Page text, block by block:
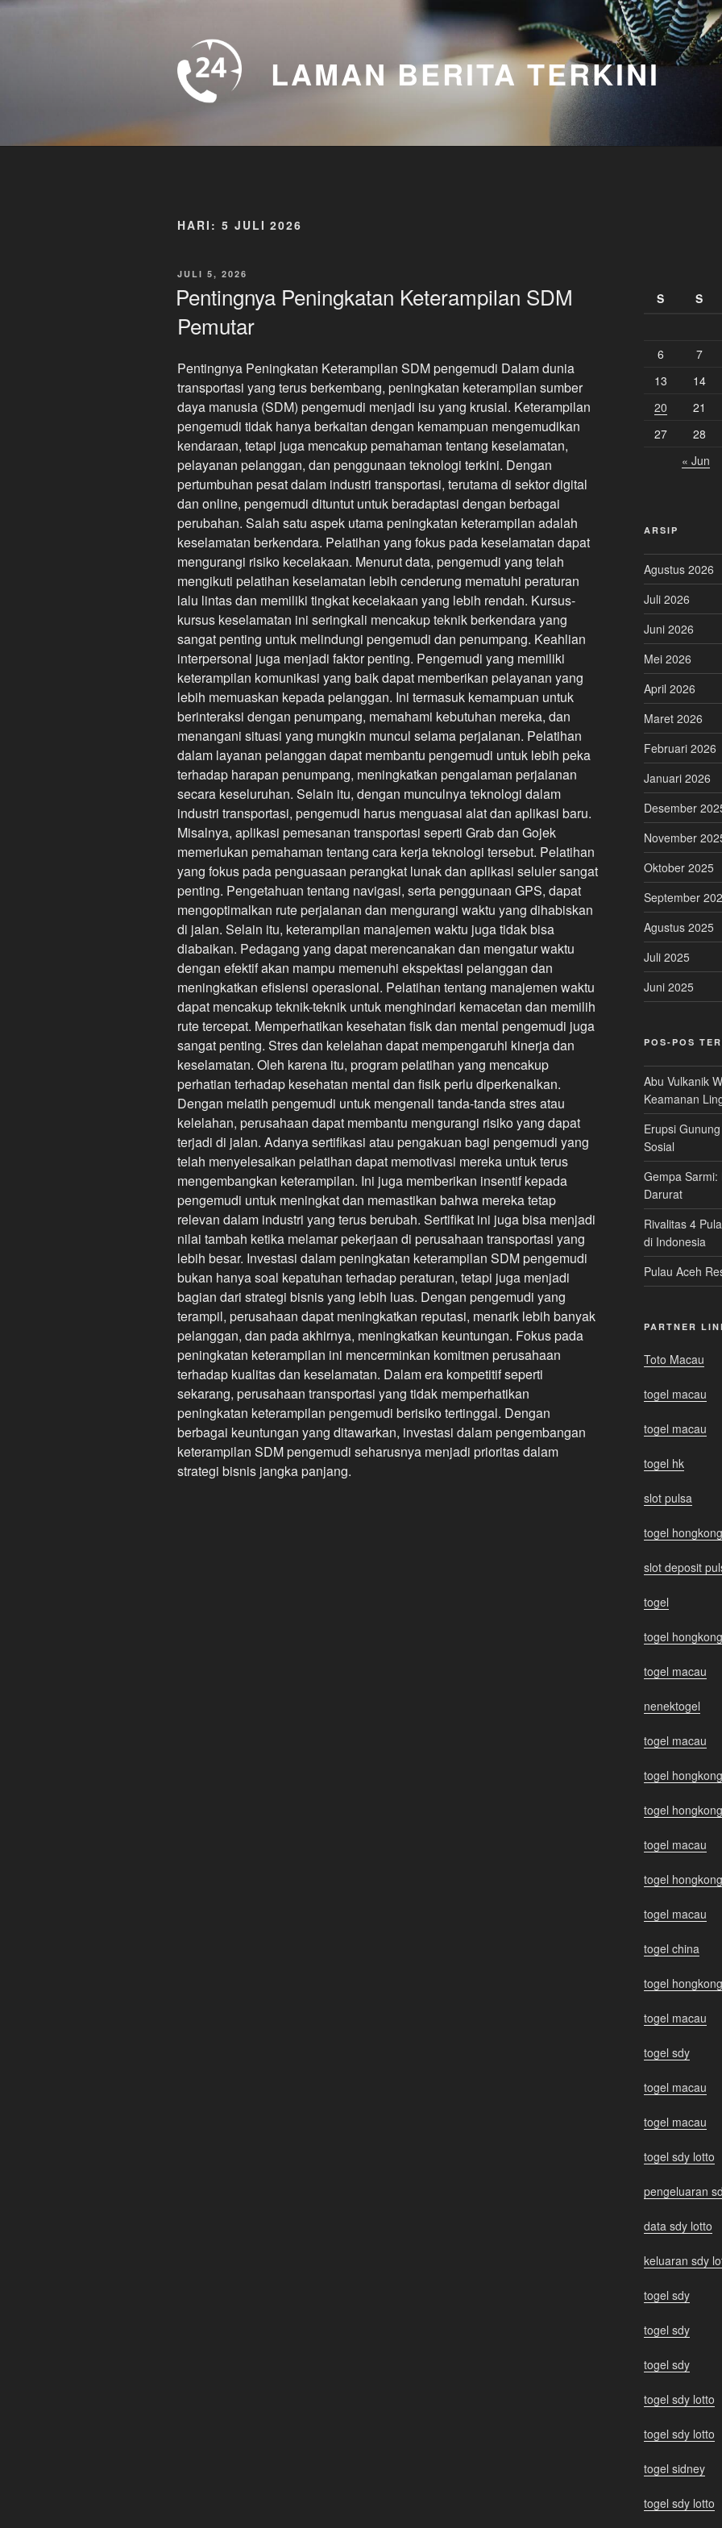
Skip
LAMAN BERITA TERKINI
HARI: 5 JULI 2026
POSTED
JULI 5, 2026
Pentingnya Peningkatan Keterampilan SDM
Pemutar
Pentingnya Peningkatan Keterampilan SDM pengemudi Dalam dunia
transportasi yang terus berkembang, peningkatan keterampilan sumber
daya manusia (SDM) pengemudi menjadi isu yang krusial. Keterampilan
pengemudi tidak hanya berkaitan dengan kemampuan mengemudikan
kendaraan, tetapi juga mencakup pemahaman tentang keselamatan,
pelayanan pelanggan, dan penggunaan teknologi terkini. Dengan
pertumbuhan pesat dalam industri transportasi, terutama di sektor digital
dan online, pengemudi dituntut untuk beradaptasi dengan berbagai
perubahan. Salah satu aspek utama peningkatan keterampilan adalah
keselamatan berkendara. Pelatihan yang fokus pada keselamatan dapat
mengurangi risiko kecelakaan. Menurut data, pengemudi yang telah
mengikuti pelatihan keselamatan lebih cenderung mematuhi peraturan
lalu lintas dan memiliki tingkat kecelakaan yang lebih rendah. Kursus-
kursus keselamatan ini seringkali mencakup teknik berkendara yang
sangat penting untuk melindungi pengemudi dan penumpang. Keahlian
interpersonal juga menjadi faktor penting. Pengemudi yang memiliki
keterampilan komunikasi yang baik dapat memberikan pelayanan yang
lebih memuaskan kepada pelanggan. Ini termasuk kemampuan untuk
berinteraksi dengan penumpang, memahami kebutuhan mereka, dan
menangani situasi yang mungkin muncul selama perjalanan. Pelatihan
dalam layanan pelanggan dapat membantu pengemudi untuk lebih peka
terhadap harapan penumpang, meningkatkan pengalaman perjalanan
secara keseluruhan. Selain itu, dengan munculnya teknologi dalam
industri transportasi, pengemudi harus menguasai alat dan aplikasi baru.
Misalnya, aplikasi pemesanan transportasi seperti Grab dan Gojek
memerlukan pemahaman tentang cara kerja teknologi tersebut. Pelatihan
yang fokus pada penguasaan perangkat lunak dan aplikasi seluler sangat
penting. Pengetahuan tentang navigasi, serta penggunaan GPS, dapat
mengoptimalkan rute perjalanan dan mengurangi waktu yang dihabiskan
di jalan. Selain itu, keterampilan manajemen waktu juga tidak bisa
diabaikan. Pedagang yang dapat merencanakan dan mengatur waktu
dengan efektif akan mampu memenuhi ekspektasi pelanggan dan
meningkatkan efisiensi operasional. Pelatihan tentang manajemen waktu
dapat mencakup teknik-teknik untuk menghindari kemacetan dan memilih
rute tercepat. Memperhatikan kesehatan fisik dan mental pengemudi juga
sangat penting. Stres dan kelelahan dapat mempengaruhi kinerja dan
keselamatan. Oleh karena itu, program pelatihan yang mencakup
perhatian terhadap kesehatan mental dan fisik perlu diperkenalkan.
Dengan melatih pengemudi untuk mengenali tanda-tanda stres atau
kelelahan, perusahaan dapat membantu mengurangi risiko yang dapat
terjadi di jalan. Adanya sertifikasi atau pengakuan bagi pengemudi yang
telah menyelesaikan pelatihan dapat memotivasi mereka untuk terus
mengembangkan keterampilan. Ini juga memberikan insentif kepada
pengemudi untuk meningkat dan memastikan bahwa mereka tetap
relevan dalam industri yang terus berubah. Sertifikat ini juga bisa menjadi
nilai tambah ketika melamar pekerjaan di perusahaan transportasi yang
lebih besar. Investasi dalam peningkatan keterampilan SDM pengemudi
bukan hanya soal kepatuhan terhadap peraturan, tetapi juga menjadi
bagian dari strategi bisnis yang lebih luas. Dengan pengemudi yang
terampil, perusahaan dapat meningkatkan reputasi, menarik lebih banyak
pelanggan, dan pada akhirnya, meningkatkan keuntungan. Fokus pada
peningkatan keterampilan ini mencerminkan komitmen perusahaan
terhadap kualitas dan keselamatan. Dalam era kompetitif seperti
sekarang, perusahaan transportasi yang tidak memperhatikan
peningkatan keterampilan pengemudi berisiko tertinggal. Dengan
berbagai keuntungan yang ditawarkan, investasi dalam pengembangan
keterampilan SDM pengemudi seharusnya menjadi prioritas dalam
strategi bisnis jangka panjang.
S
S
6
7
13
14
20
21
27
28
« Jun
ARSIP
Agustus 2026
Juli 2026
Juni 2026
Mei 2026
April 2026
Maret 2026
Februari 2026
Januari 2026
Desember
November
Oktober 2025
September
Agustus 2025
Juli 2025
Juni 2025
POS-POS
Abu Vulkanik
Keamanan
Erupsi
Sosial
Gempa
Darurat
Rivalitas 4
di Indonesia
Pulau Aceh
PARTNER
Toto Macau
togel macau
togel macau
togel hk
slot pulsa
togel hongkong
slot deposit
togel
togel hongkong
togel macau
nenektogel
togel macau
togel hongkong
togel hongkong
togel macau
togel hongkong
togel macau
togel china
togel hongkong
togel macau
togel sdy
togel macau
togel macau
togel sdy lotto
pengeluaran
data sdy lotto
keluaran sdy
togel sdy
togel sdy
togel sdy
togel sdy lotto
togel sdy lotto
togel sidney
togel sdy lotto